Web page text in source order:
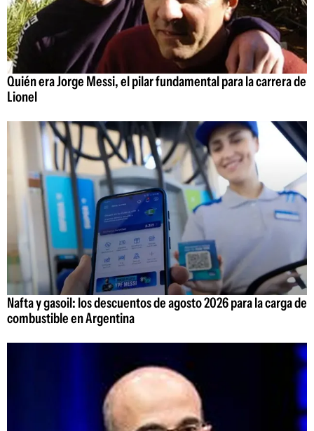
Quién era Jorge Messi, el pilar fundamental para la carrera de
Lionel
Nafta y gasoil: los descuentos de agosto 2026 para la carga de
combustible en Argentina